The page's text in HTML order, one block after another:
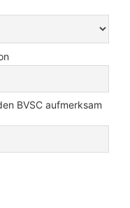
BVSC aufmerksam